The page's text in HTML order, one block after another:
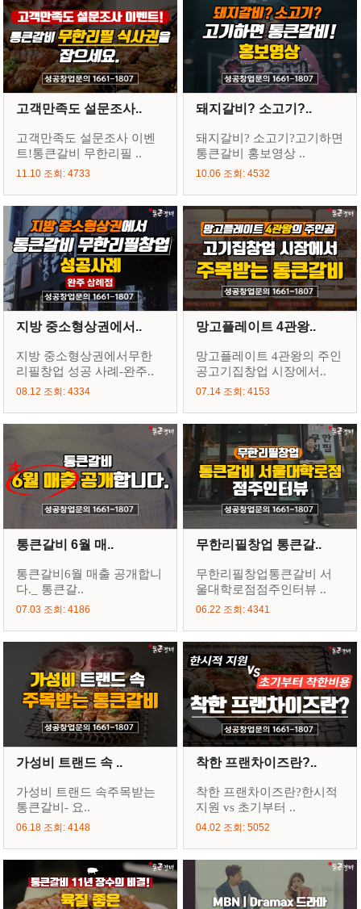
고객만족도 설문조사..
고객만족도 설문조사 이벤
트!통큰갈비 무한리필 ..
11.10 조회: 4733
돼지갈비? 소고기?..
돼지갈비? 소고기?고기하면
통큰갈비 홍보영상 ..
10.06 조회: 4532
지방 중소형상권에서..
지방 중소형상권에서무한
리필창업 성공 사례-완주..
08.12 조회: 4334
망고플레이트 4관왕..
망고플레이트 4관왕의 주인
공고기집창업 시장에서..
07.14 조회: 4153
통큰갈비 6월 매..
통큰갈비6월 매출 공개합니
다._ 통큰갈..
07.03 조회: 4186
무한리필창업 통큰갈..
무한리필창업통큰갈비 서
울대학로점점주인터뷰 ..
06.22 조회: 4341
가성비 트랜드 속 ..
가성비 트랜드 속주목받는
통큰갈비- 요..
06.18 조회: 4148
착한 프랜차이즈란?..
착한 프랜차이즈란?한시적
지원 vs 초기부터 ..
04.02 조회: 5052